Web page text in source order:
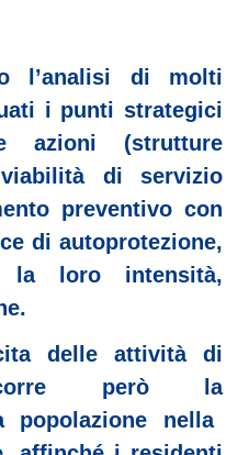
l’analisi di molti
i punti strategici
(strutture
di servizio
preventivo con
di autoprotezione,
la loro intensità,
delle attività di
però la
popolazione nella